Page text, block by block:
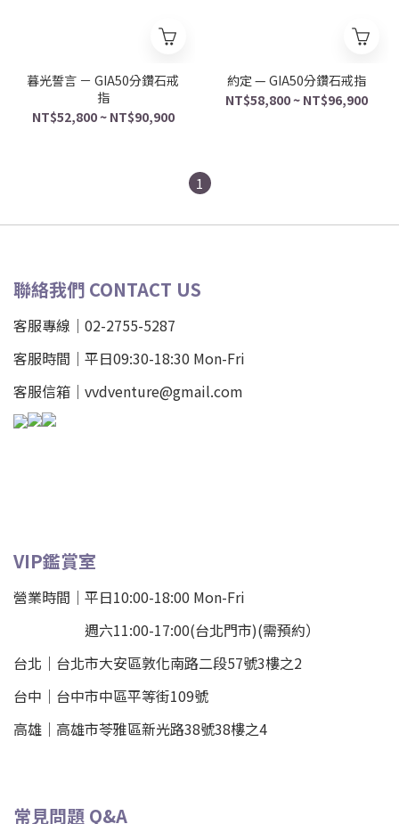
暮光誓言 － GIA50分鑽石戒
指
NT$52,800 ~ NT$90,900
約定 — GIA50分鑽石戒指
NT$58,800 ~ NT$96,900
1
聯絡我們 CONTACT US
客服專線｜02-2755-5287
客服時間｜平日09:30-18:30 Mon-Fri
客服信箱｜vvdventure@gmail.com
VIP鑑賞室
營業時間｜平日10:00-18:00 Mon-Fri
週六11:00-17:00(台北門市)(需預約）
台北 ｜ 台北市大安區敦化南路二段57號3樓之2
台中｜ 台中市中區平等街109號
高雄｜ 高雄市苓雅區新光路38號38樓之4
常見問題 Q&A